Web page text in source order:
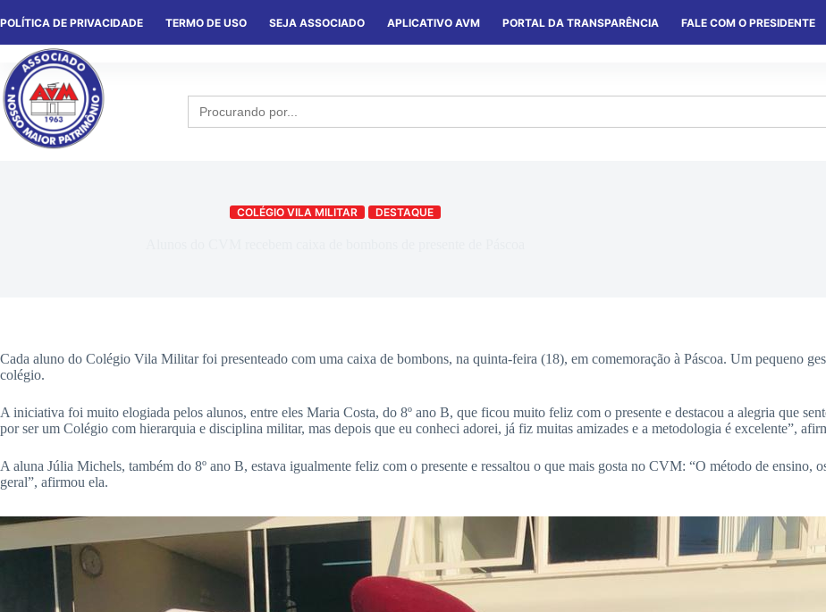
POLÍTICA DE PRIVACIDADE TERMO DE USO SEJA ASSOCIADO APLICATIVO AVM PORTAL DA TRANSPARÊNCIA FALE COM O PRESIDENTE
Search
for:
COLÉGIO VILA MILITAR DESTAQUE
Cada aluno do Colégio Vila Militar foi presenteado com uma caixa de bombons, na quinta-feira (18), em comemoração à Páscoa. Um pequeno
colégio.
A iniciativa foi muito elogiada pelos alunos, entre eles Maria Costa, do 8º ano B, que ficou muito feliz com o presente e destacou a alegria que
por ser um Colégio com hierarquia e disciplina militar, mas depois que eu conheci adorei, já fiz muitas amizades e a metodologia é excelente”,
A aluna Júlia Michels, também do 8º ano B, estava igualmente feliz com o presente e ressaltou o que mais gosta no CVM: “O método de ensino,
geral”, afirmou ela.